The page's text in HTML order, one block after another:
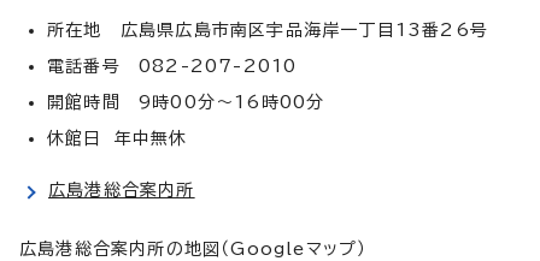
所在地 広島県広島市南区宇品海岸一丁目13番26号
電話番号 082-207-2010
開館時間 9時00分～16時00分
休館日 年中無休
広島港総合案内所
広島港総合案内所の地図（Googleマップ）